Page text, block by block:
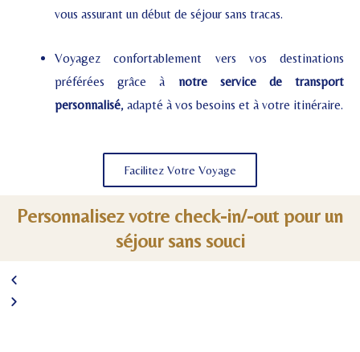
vous assurant un début de séjour sans tracas.
Voyagez confortablement vers vos destinations
préférées grâce à notre service de transport
personnalisé, adapté à vos besoins et à votre itinéraire.
Facilitez Votre Voyage
Personnalisez votre check-in/-out pour un
séjour sans souci